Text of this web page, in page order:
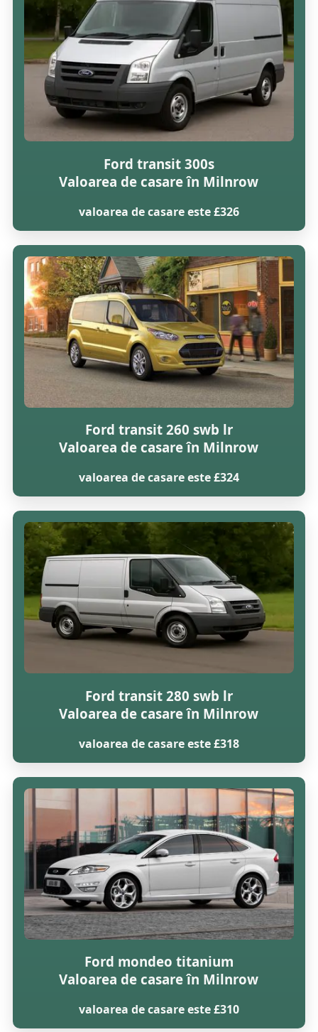
Ford transit 300s
Valoarea de casare în Milnrow
valoarea de casare este £326
Ford transit 260 swb lr
Valoarea de casare în Milnrow
valoarea de casare este £324
Ford transit 280 swb lr
Valoarea de casare în Milnrow
valoarea de casare este £318
Ford mondeo titanium
Valoarea de casare în Milnrow
valoarea de casare este £310